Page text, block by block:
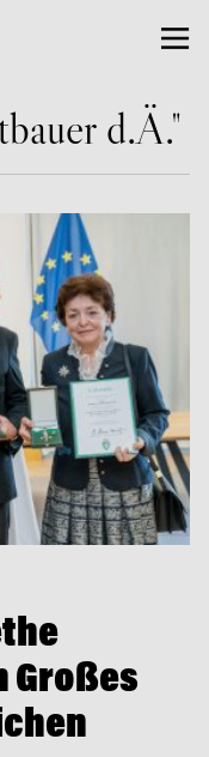
d.Ä."
Großes